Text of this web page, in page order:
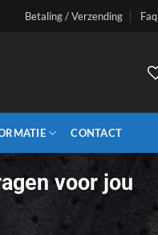
Betaling / Verzending Faq
CONTACT
voor jou